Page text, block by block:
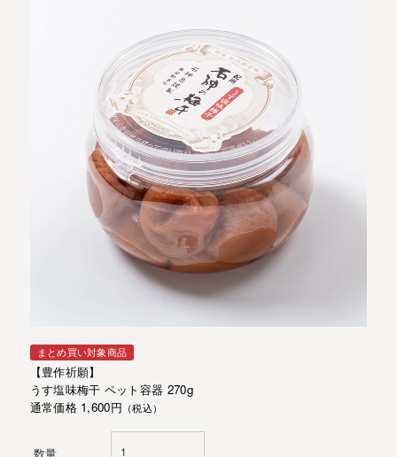
まとめ買い対象商品
【豊作祈願】
うす塩味梅干 ペット容器 270g
通常価格 1,600円 （税込）
数量